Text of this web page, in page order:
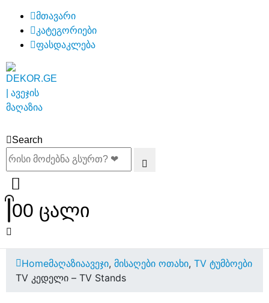
მთავარი
კატეგორიები
ფასდაკლება
Search
00 ცალი
Homeმაღაზიაავეჯი, მისაღები ოთახი, TV ტუმბოები
TV კედელი – TV Stands